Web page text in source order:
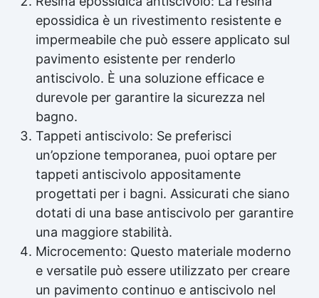
epossidica è un rivestimento resistente e
impermeabile che può essere applicato sul
pavimento esistente per renderlo
antiscivolo. È una soluzione efficace e
durevole per garantire la sicurezza nel
bagno.
Tappeti antiscivolo: Se preferisci
un’opzione temporanea, puoi optare per
tappeti antiscivolo appositamente
progettati per i bagni. Assicurati che siano
dotati di una base antiscivolo per garantire
una maggiore stabilità.
Microcemento: Questo materiale moderno
e versatile può essere utilizzato per creare
un pavimento continuo e antiscivolo nel